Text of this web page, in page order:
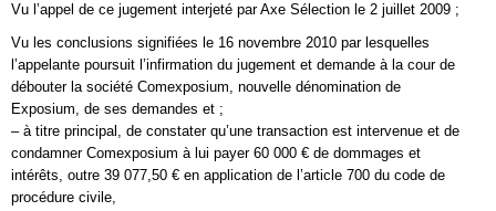
Vu l’appel de ce jugement interjeté par Axe Sélection le 2 juillet 2009 ;
Vu les conclusions signifiées le 16 novembre 2010 par lesquelles
l’appelante poursuit l’infirmation du jugement et demande à la cour de
débouter la société Comexposium, nouvelle dénomination de
Exposium, de ses demandes et ;
– à titre principal, de constater qu’une transaction est intervenue et de
condamner Comexposium à lui payer 60 000 € de dommages et
intérêts, outre 39 077,50 € en application de l’article 700 du code de
procédure civile,